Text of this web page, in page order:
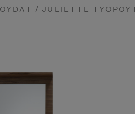
/ JULIETTE